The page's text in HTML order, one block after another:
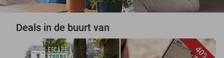
Deals in de buurt van
40%